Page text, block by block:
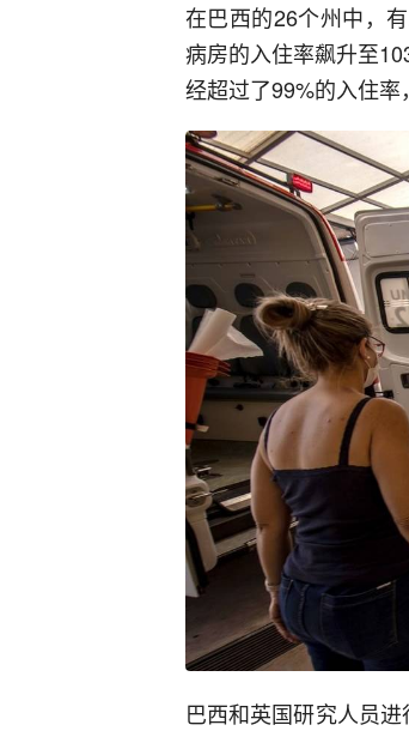
在巴西的26个州中，
病房的入住率飙升至
经超过了99%的入住率
巴西和英国研究人员